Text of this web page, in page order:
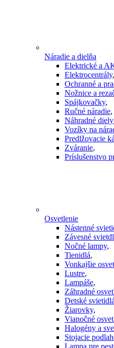
Náradie a dielňa
Elektrické a
Elektrocentrály,
Ochranné a
Nožnice a
Spájkovačky,
Ručné náradie,
Náhradné
Vozíky na
Predlžovacie
Zváranie,
Príslušenstvo
Osvetlenie
Nástenné
Závesné
Nočné lampy,
Tienidlá,
Vonkajšie
Lustre,
Lampáše,
Záhradné
Detské
Žiarovky,
Vianočné
Halogény a
Stojacie